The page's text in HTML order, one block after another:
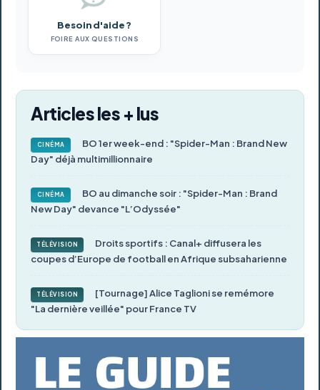
Besoin d'aide ?
FOIRE AUX QUESTIONS
Articles les + lus
CINÉMA
BO 1er week-end : "Spider-Man : Brand New
Day" déjà multimillionnaire
CINÉMA
BO au dimanche soir : "Spider-Man : Brand
New Day" devance "L’Odyssée"
TÉLÉVISION
Droits sportifs : Canal+ diffusera les
coupes d’Europe de football en Afrique subsaharienne
TÉLÉVISION
[Tournage] Alice Taglioni se remémore
"La dernière veillée" pour France TV